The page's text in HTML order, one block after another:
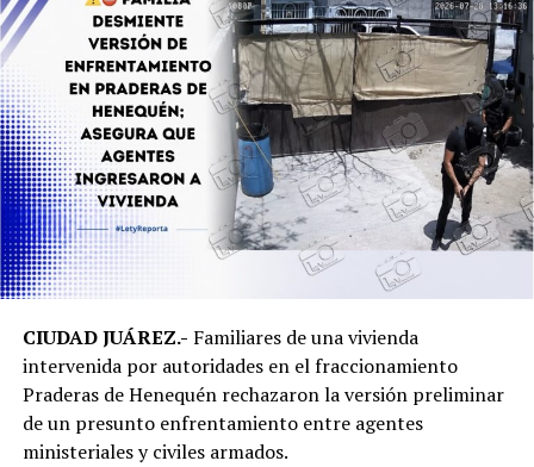
CIUDAD JUÁREZ.- Familiares de una vivienda
intervenida por autoridades en el fraccionamiento
Praderas de Henequén rechazaron la versión preliminar
de un presunto enfrentamiento entre agentes
ministeriales y civiles armados.